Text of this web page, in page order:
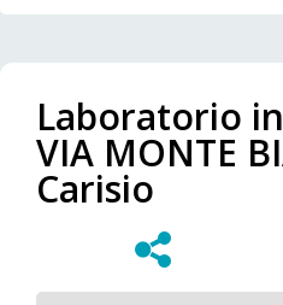
Laboratorio
VIA MONTE
Carisio